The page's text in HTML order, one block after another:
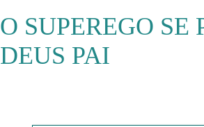
O SUPEREGO SE
DEUS PAI